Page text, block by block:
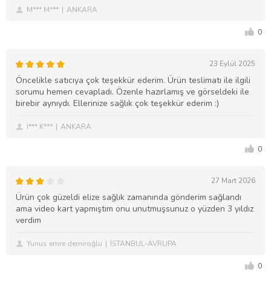
M*** M*** ANKARA
0
23 Eylül 2025
Öncelikle satıcıya çok teşekkür ederim. Ürün teslimatı ile ilgili
sorumu hemen cevapladı. Özenle hazırlamış ve görseldeki ile
birebir aynıydı. Ellerinize sağlık çok teşekkür ederim :)
İ*** K*** ANKARA
0
27 Mart 2026
Ürün çok güzeldi elize sağlık zamanında gönderim sağlandı
ama video kart yapmıştım onu unutmuşsunuz o yüzden 3 yıldız
verdim
Yunus emre demiroğlu İSTANBUL-AVRUPA
0